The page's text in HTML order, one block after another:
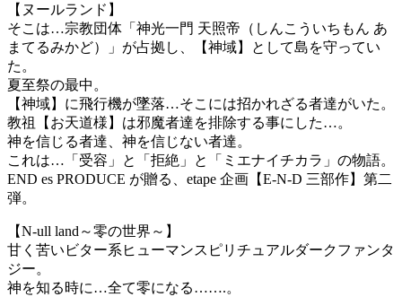
【ヌールランド】
そこは…宗教団体「神光一門 天照帝（しんこういちもん あ
まてるみかど）」が占拠し、【神域】として島を守ってい
た。
夏至祭の最中。
【神域】に飛行機が墜落…そこには招かれざる者達がいた。
教祖【お天道様】は邪魔者達を排除する事にした…。
神を信じる者達、神を信じない者達。
これは…「受容」と「拒絶」と「ミエナイチカラ」の物語。
END es PRODUCE が贈る、etape 企画【E-N-D 三部作】第二
弾。
【N-ull land～零の世界～】
甘く苦いビター系ヒューマンスピリチュアルダークファンタ
ジー。
神を知る時に…全て零になる…….。